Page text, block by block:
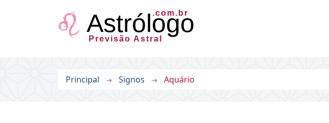
Astrólogo
.com.br
Previsão Astral
Principal Signos Aquário